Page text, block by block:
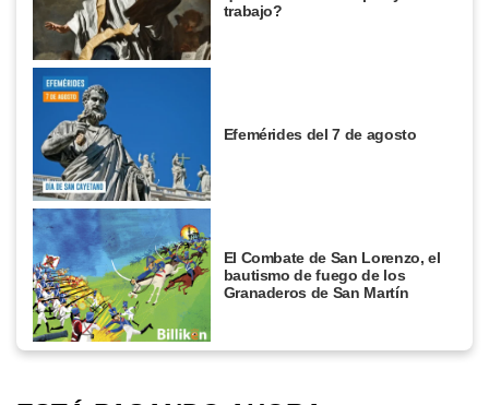
trabajo?
Efemérides del 7 de agosto
El Combate de San Lorenzo, el
bautismo de fuego de los
Granaderos de San Martín